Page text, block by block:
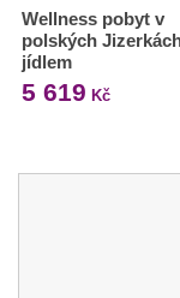
Wellness pobyt v
polských
jídlem
5 619 Kč